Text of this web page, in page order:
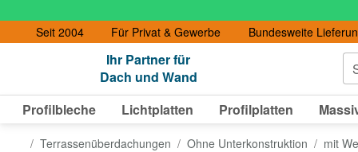
Seit 2004
Für Privat & Gewerbe Bundesweite
Ihr Partner für
Dach und Wand
Profilbleche Lichtplatten Profilplatten
Terrassenüberdachungen Ohne Unterkonstruktion mit